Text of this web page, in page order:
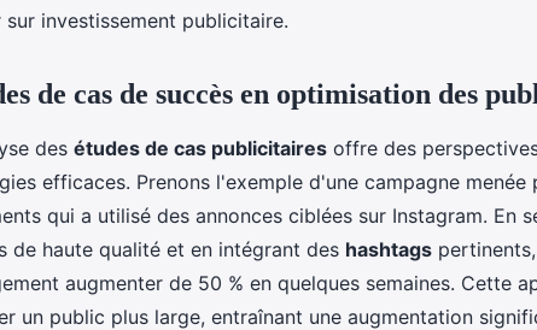
sur investissement publicitaire.
de cas de succès en optimisation des
des études de cas publicitaires offre des
efficaces. Prenons l'exemple d'une campagne menée
qui a utilisé des annonces ciblées sur Instagram. En
de haute qualité et en intégrant des hashtags
augmenter de 50 % en quelques semaines. Cette
un public plus large, entraînant une augmentation